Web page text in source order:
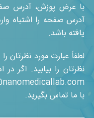
با عرض پوزش، آدرس
آدرس صفحه را اشتباه
یافته باشد.
لطفاً عبارت مورد نظرتان
نظرتان را بیابید. اگر
با ما تماس بگیرید.